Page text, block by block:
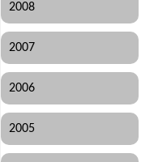
2008
2007
2006
2005